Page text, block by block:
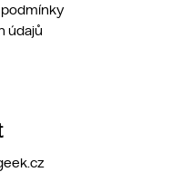
údajů